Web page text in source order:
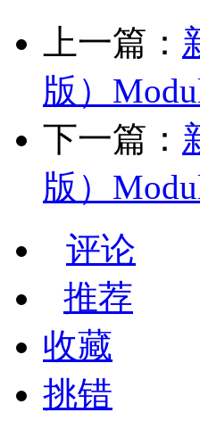
上一篇：
版）
下一篇：
版）
评论
推荐
收藏
挑错